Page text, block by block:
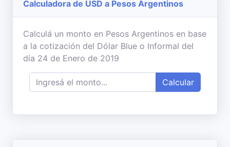
Calculadora de USD a Pesos Argentinos
Calculá un monto en Pesos Argentinos en base
a la cotización del Dólar Blue o Informal del
día 24 de Enero de 2019
Calcular